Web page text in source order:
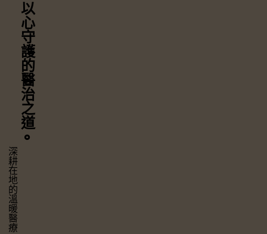
以心守護
的醫治之道
⚬
深耕在地的溫暖醫療，